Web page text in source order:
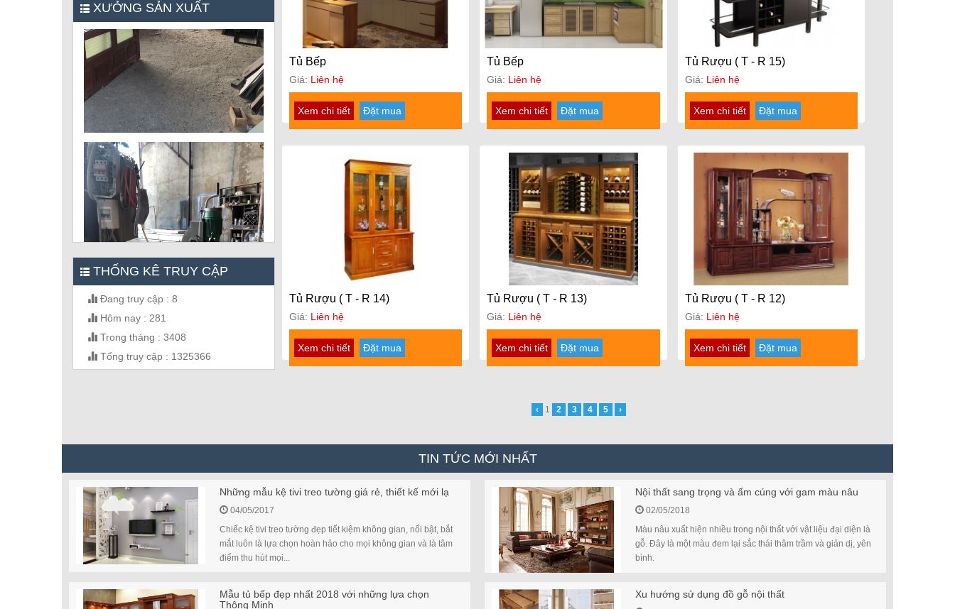
XƯỞNG SẢN XUẤT
THỐNG KÊ TRUY CẬP
Đang truy cập : 8
Hôm nay : 281
Trong tháng : 3408
Tổng truy cập : 1325366
Tủ Bếp
Giá: Liên hệ
Xem chi tiết Đặt mua
Tủ Bếp
Giá: Liên hệ
Xem chi tiết Đặt mua
Tủ Rượu ( T - R 15)
Giá: Liên hệ
Xem chi tiết Đặt mua
Tủ Rượu ( T - R 14)
Giá: Liên hệ
Xem chi tiết Đặt mua
Tủ Rượu ( T - R 13)
Giá: Liên hệ
Xem chi tiết Đặt mua
Tủ Rượu ( T - R 12)
Giá: Liên hệ
Xem chi tiết Đặt mua
‹ 1 2 3 4 5 ›
TIN TỨC MỚI NHẤT
Những mẫu kệ tivi treo tường giá rẻ, thiết kế mới lạ
04/05/2017
Chiếc kệ tivi treo tường đẹp tiết kiệm không gian, nổi bật, bắt
mắt luôn là lựa chọn hoàn hảo cho mọi không gian và là tâm
điểm thu hút mọi...
Nội thất sang trọng và ấm cúng với gam màu nâu
02/05/2018
Màu nâu xuất hiện nhiều trong nội thất với vật liệu đại diện là
gỗ. Đây là một màu đem lại sắc thái thâm trầm và giản dị, yên
bình.
Mẫu tủ bếp đẹp nhất 2018 với những lựa chọn
Thông Minh
Xu hướng sử dụng đồ gỗ nội thất